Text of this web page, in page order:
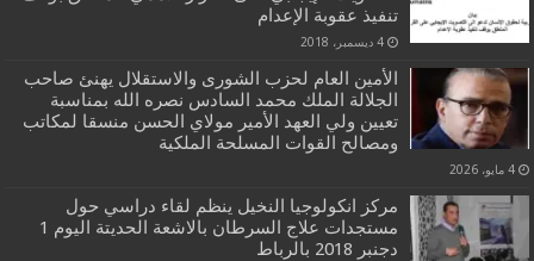
تنفيذ عقوبة الإعدام
4 ديسمبر، 2018
الأمين العام لحزب الشورى والاستقلال يهنئ صاحب
الجلالة الملك محمد السادس نصره الله بمناسبة
تعيين ولي العهد الأمير مولاي الحسن منسقا لمكاتب
ومصالح القوات المسلحة الملكية
4 مايو، 2026
مركز انكولوجيا النخيل ينظم لقاء دراسي حول
مستجدات علاج السرطان بالاشعة الحديتة اليوم 1
دجنبر 2018 بالرباط